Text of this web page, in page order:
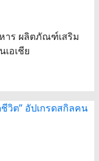
าร ผลิตภัณฑ์เสริม
อเชีย